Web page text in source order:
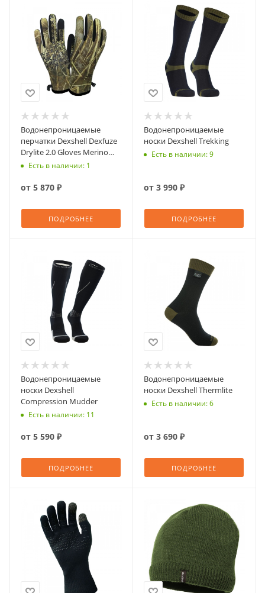
Водонепроницаемые
перчатки Dexshell Dexfuze
Drylite 2.0 Gloves Merino
WoolЕсть в наличии: 1
от 5 870 ₽
ПОДРОБНЕЕ
Водонепроницаемые
носки Dexshell Trekking
Есть в наличии: 9
от 3 990 ₽
ПОДРОБНЕЕ
Водонепроницаемые
носки Dexshell
Compression Mudder
Есть в наличии: 11
от 5 590 ₽
ПОДРОБНЕЕ
Водонепроницаемые
носки Dexshell Thermlite
Есть в наличии: 6
от 3 690 ₽
ПОДРОБНЕЕ